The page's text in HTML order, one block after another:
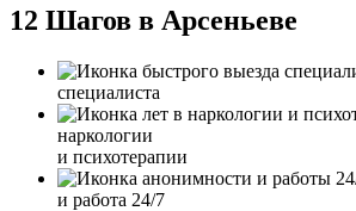
12 Шагов в Арсеньеве
специалиста
наркологии
и психотерапии
и работа 24/7